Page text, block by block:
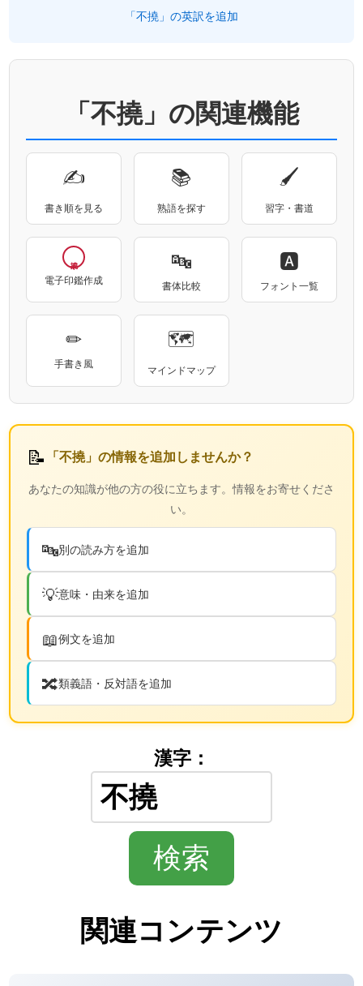
「不撓」の英訳を追加
「不撓」の関連機能
✍
書き順を見る
📚
熟語を探す
🖌
習字・書道
電子印鑑作成
🔤
書体比較
🅰
フォント一覧
✏
手書き風
🗺
マインドマップ
📝 「不撓」の情報を追加しませんか？
あなたの知識が他の方の役に立ちます。情報をお寄せくださ
い。
🔤別の読み方を追加
💡意味・由来を追加
📖例文を追加
🔀類義語・反対語を追加
漢字：
関連コンテンツ